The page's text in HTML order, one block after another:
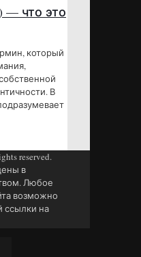
— что это
который
В
reserved.
в
Любое
возможно
ссылки на